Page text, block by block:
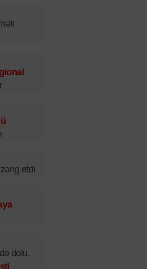
etdi
dolu,